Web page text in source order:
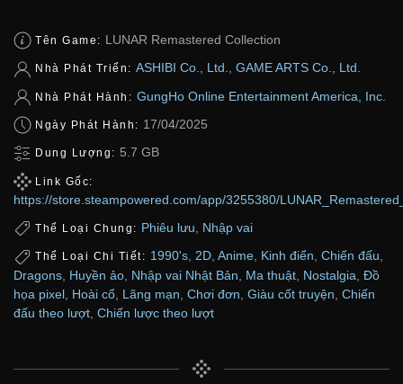
Tên Game: LUNAR Remastered Collection
Nhà Phát Triển: ASHIBI Co., Ltd., GAME ARTS Co., Ltd.
Nhà Phát Hành: GungHo Online Entertainment America, Inc.
Ngày Phát Hành: 17/04/2025
Dung Lượng: 5.7 GB
Link Gốc:
https://store.steampowered.com/app/3255380/
Thể Loại Chung: Phiêu lưu Nhập vai
Thể Loại Chi Tiết: 1990's, 2D, Anime, Kinh điển, Chiến đấu,
Dragons Huyền ảo Nhập vai Nhật Bản Ma thuật Nostalgia Đồ
họa pixel Hoài cổ Lãng mạn Chơi đơn Giàu cốt truyện Chiến
đấu theo lượt Chiến lược theo lượt